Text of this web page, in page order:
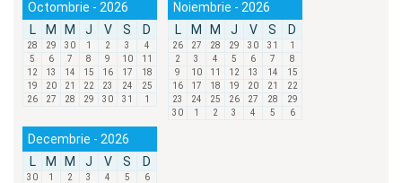
Octombrie - 2026
L
M M J V S D
28 29 30 1 2 3
4
5
6 7 8 9 10
11
12
13 14 15 16 17
18
19
20 21 22 23 24
25
26
27 28 29 30 31 1
Noiembrie - 2026
L
M M J V S D
26 27 28 29 30 31
1
2
3 4 5 6 7
8
9
10 11 12 13 14
15
16
17 18 19 20 21
22
23
24 25 26 27 28
29
30
1 2 3 4 5 6
Decembrie - 2026
L
M M J V S D
30 1 2 3 4 5
6